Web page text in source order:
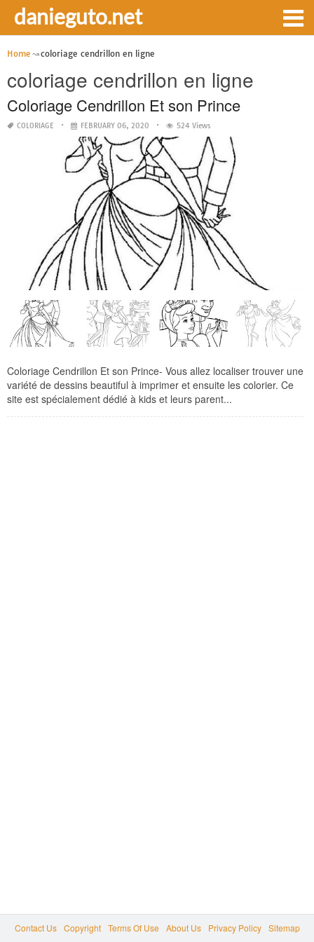
danieguto.net
Home coloriage cendrillon en ligne
coloriage cendrillon en ligne
Coloriage Cendrillon Et son Prince
COLORIAGE FEBRUARY 06, 2020 524 Views
Coloriage Cendrillon Et son Prince- Vous allez localiser trouver une
variété de dessins beautiful à imprimer et ensuite les colorier. Ce
site est spécialement dédié à kids et leurs parent...
Contact Us Copyright Terms Of Use About Us Privacy Policy
Sitemap